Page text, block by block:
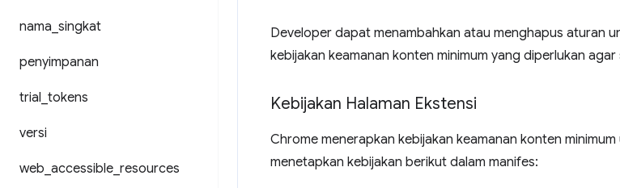
nama singkat
penyimpanan
trial tokens
versi
web accessible resources
Developer dapat menambahkan atau menghapus aturan
kebijakan keamanan konten minimum yang diperlukan
Kebijakan Halaman Ekstensi
Chrome menerapkan kebijakan keamanan konten
menetapkan kebijakan berikut dalam manifes: